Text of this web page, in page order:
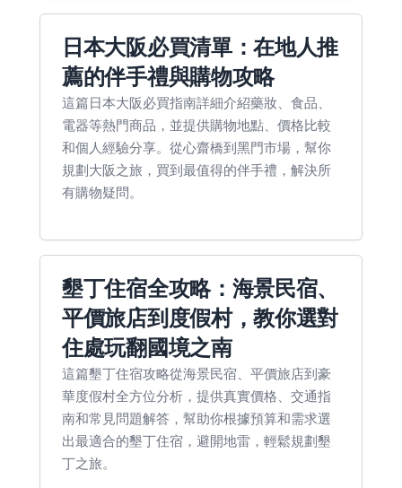
日本大阪必買清單：在地人推
薦的伴手禮與購物攻略
這篇日本大阪必買指南詳細介紹藥妝、食品、
電器等熱門商品，並提供購物地點、價格比較
和個人經驗分享。從心齋橋到黑門市場，幫你
規劃大阪之旅，買到最值得的伴手禮，解決所
有購物疑問。
墾丁住宿全攻略：海景民宿、
平價旅店到度假村，教你選對
住處玩翻國境之南
這篇墾丁住宿攻略從海景民宿、平價旅店到豪
華度假村全方位分析，提供真實價格、交通指
南和常見問題解答，幫助你根據預算和需求選
出最適合的墾丁住宿，避開地雷，輕鬆規劃墾
丁之旅。